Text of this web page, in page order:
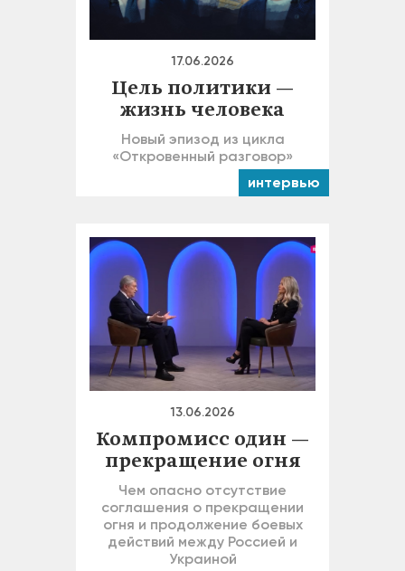
17.06.2026
Цель политики —
жизнь человека
Новый эпизод из цикла
«Откровенный разговор»
интервью
13.06.2026
Компромисс один —
прекращение огня
Чем опасно отсутствие
соглашения о прекращении
огня и продолжение боевых
действий между Россией и
Украиной